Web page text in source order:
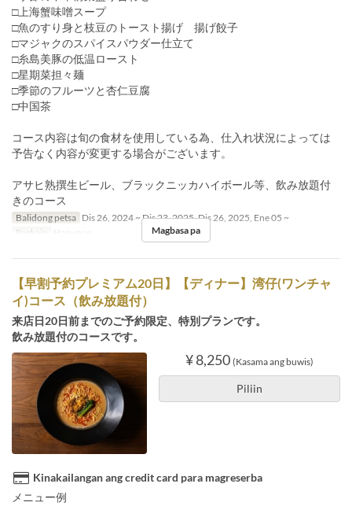
□上海蟹味噌スープ
□魚のすり身と枝豆のトースト揚げ 揚げ餃子
□マジャクのスパイスパウダー仕立て
□糸島美豚の低温ロースト
□星期菜担々麺
□季節のフルーツと杏仁豆腐
□中国茶
コース内容は旬の食材を使用している為、仕入れ状況によっては
予告なく内容が変更する場合がございます。
アサヒ熟撰生ビール、ブラックニッカハイボール等、飲み放題付
きのコース
Balidong petsa Dis 26, 2024 ~ Dis 23, 2025, Dis 26, 2025, Ene 05 ~
Pagkain
Hapunan Magbasa pa
【早割予約プレミアム20日】【ディナー】湾仔(ワンチャ
イ)コース（飲み放題付）
来店日20日前までのご予約限定、特別プランです。
飲み放題付のコースです。
¥ 8,250 (Kasama ang buwis)
Piliin
Kinakailangan ang credit card para magreserba
メニュー例